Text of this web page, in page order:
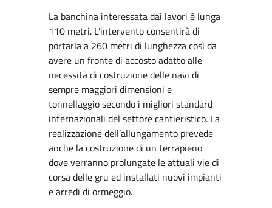
La banchina interessata dai lavori è lunga
110 metri. L’intervento consentirà di
portarla a 260 metri di lunghezza così da
avere un fronte di accosto adatto alle
necessità di costruzione delle navi di
sempre maggiori dimensioni e
tonnellaggio secondo i migliori standard
internazionali del settore cantieristico. La
realizzazione dell’allungamento prevede
anche la costruzione di un terrapieno
dove verranno prolungate le attuali vie di
corsa delle gru ed installati nuovi impianti
e arredi di ormeggio.